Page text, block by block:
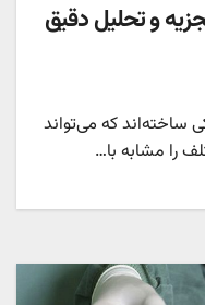
و تحلیل دقیق
ساخته‌اند که می‌تواند